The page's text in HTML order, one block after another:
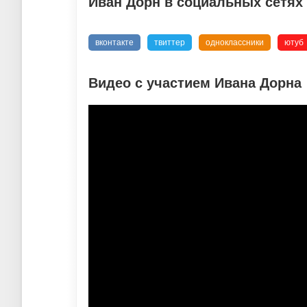
вконтакте твиттер одноклассники ютуб
Видео с участием Ивана Дорна